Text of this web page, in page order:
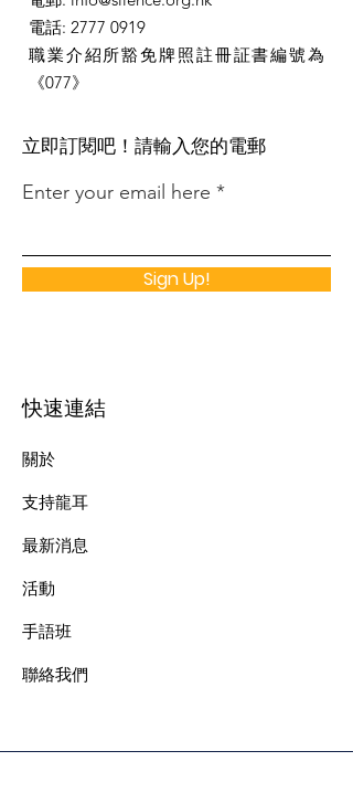
電話: 2777 0919
職業介紹所豁免牌照註冊証書編號為
《077》
​立即訂閱吧！請輸入您的電郵
Enter your email here
Sign Up!
快速連結
關於
支持龍耳
最新消息
​活動
手語班
​聯絡我們